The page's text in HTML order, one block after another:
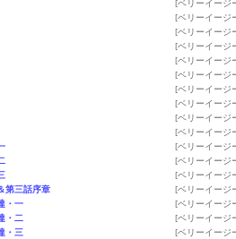
[ベリーイージ
[ベリーイージ
[ベリーイージ
[ベリーイージ
[ベリーイージ
[ベリーイージ
[ベリーイージ
[ベリーイージ
[ベリーイージ
[ベリーイージ
[ベリーイージ
[ベリーイージ
[ベリーイージ
第三話序章
[ベリーイージ
・一
[ベリーイージ
・二
[ベリーイージ
・三
[ベリーイージ